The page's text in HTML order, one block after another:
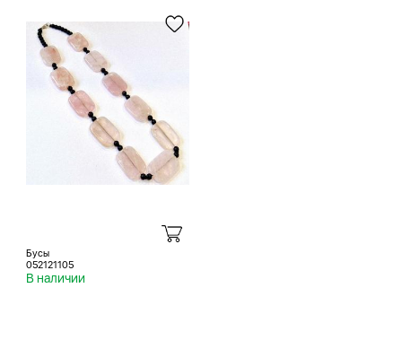
Бусы
052121105
В наличии